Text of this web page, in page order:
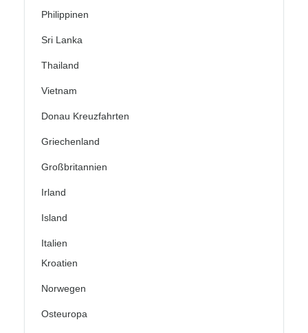
Philippinen
Sri Lanka
Thailand
Vietnam
Donau Kreuzfahrten
Griechenland
Großbritannien
Irland
Island
Italien
Kroatien
Norwegen
Osteuropa